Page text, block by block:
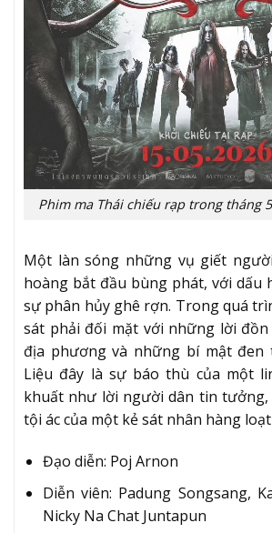
Phim ma Thái chiếu rạp trong tháng
Một làn sóng những vụ giết
hoàng bắt đầu bùng phát, với dấu
sự phân hủy ghê rợn. Trong quá
sát phải đối mặt với những lời
địa phương và những bí mật đen
Liệu đây là sự báo thù của một
khuất như lời người dân tin tưởng,
tội ác của một kẻ sát nhân hàng
Đạo diễn: Poj Arnon
Diễn viên: Padung Songsang,
Nicky Na Chat Juntapun